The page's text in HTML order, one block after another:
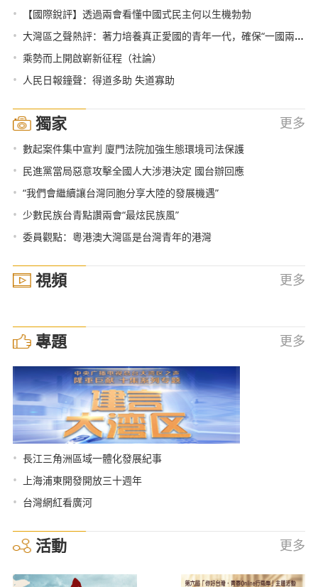
• 【國際銳評】透過兩會看懂中國式民主何以生機勃勃
• 大灣區之聲熱評：著力培養真正愛國的青年一代，確保“一國兩制”行穩致遠
• 乘勢而上開啟嶄新征程（社論）
• 人民日報鐘聲：得道多助 失道寡助
獨家 更多
• 數起案件集中宣判 廈門法院加強生態環境司法保護
• 民進黨當局惡意攻擊全國人大涉港決定 國台辦回應
• “我們會繼續讓台灣同胞分享大陸的發展機遇”
• 少數民族台青點讚兩會“最炫民族風”
• 委員觀點：粵港澳大灣區是台灣青年的港灣
視頻 更多
專題 更多
• 長江三角洲區域一體化發展紀事
• 上海浦東開發開放三十週年
• 台灣網紅看廣河
活動 更多